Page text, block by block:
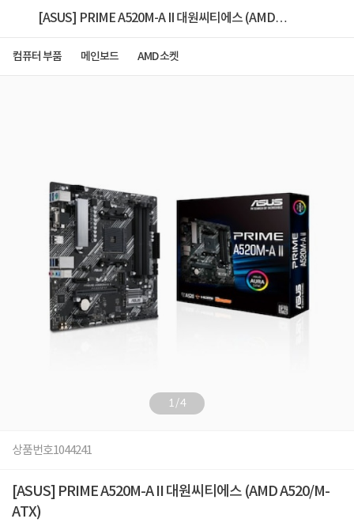
[ASUS] PRIME A520M-A II 대원씨티에스 (AMD
컴퓨터 부품 메인보드 AMD 소켓
1/4
상품번호1044241
[ASUS] PRIME A520M-A II 대원씨티에스 (AMD A520/M-
ATX)